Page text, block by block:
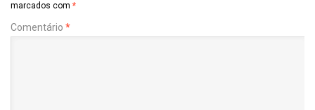
marcados com *
Comentário *